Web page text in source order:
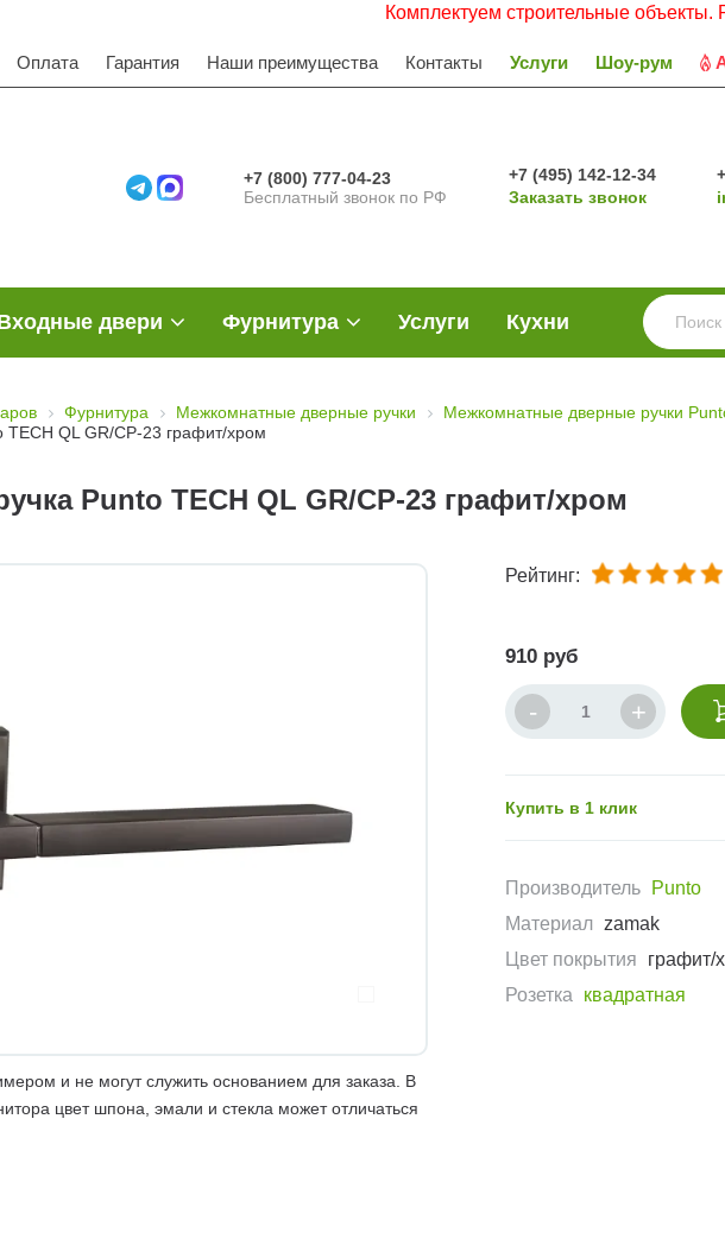
Комплектуем строительные объекты.
Оплата Гарантия Наши преимущества Контакты Услуги Шоу-рум
+7 (800) 777-04-23
Бесплатный звонок по РФ
+7 (495) 142-12-34
Заказать звонок
двери Фурнитура Услуги Кухни
Фурнитура Межкомнатные дверные ручки Межкомнатные дверные ручки
QL GR/CP-23 графит/хром
Punto TECH QL GR/CP-23 графит/хром
и не могут служить основанием для заказа. В
цвет шпона, эмали и стекла может отличаться
Рейтинг:
910 руб
Купить в 1 клик
Производитель
Punto
Материал zamak
Цвет покрытия
графит/
Розетка
квадратная